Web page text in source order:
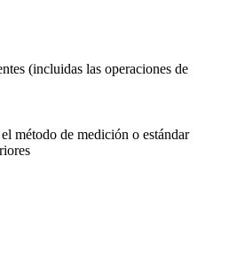
(incluidas las operaciones de
método de medición o estándar